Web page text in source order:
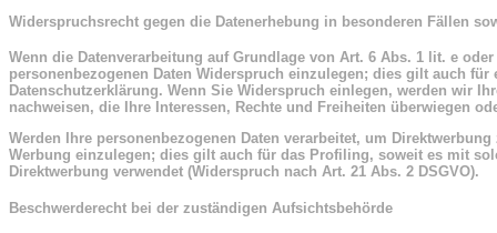
Widerspruchsrecht gegen die Datenerhebung in besonderen Fällen
Wenn die Datenverarbeitung auf Grundlage von Art. 6 Abs. 1 lit. e
personenbezogenen Daten Widerspruch einzulegen; dies gilt auch
Datenschutzerklärung. Wenn Sie Widerspruch einlegen, werden wir
nachweisen, die Ihre Interessen, Rechte und Freiheiten überwiegen
Werden Ihre personenbezogenen Daten verarbeitet, um
Werbung einzulegen; dies gilt auch für das Profiling, soweit es mit
Direktwerbung verwendet (Widerspruch nach Art. 21 Abs. 2 DSGVO).
Beschwerderecht bei der zuständigen Aufsichtsbehörde